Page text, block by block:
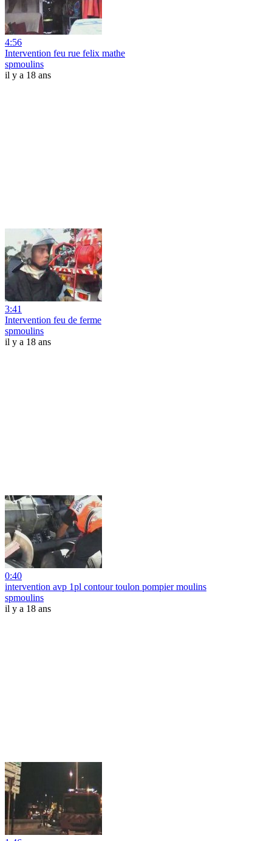
4:56
Intervention feu rue felix mathe
spmoulins
il y a 18 ans
3:41
Intervention feu de ferme
spmoulins
il y a 18 ans
0:40
intervention avp 1pl contour toulon pompier moulins
spmoulins
il y a 18 ans